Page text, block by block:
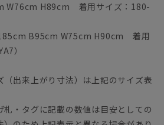
W76cm H89cm 着用サイズ：180-
185cm B95cm W75cm H90cm 着用
）
出来上がり寸法）は上記のサイズ表
・タグに記載の数値は目安としての